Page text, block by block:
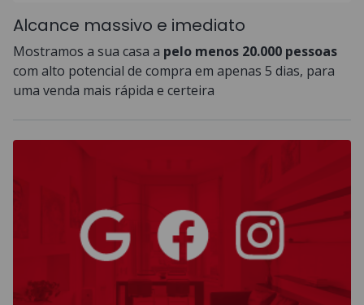
Alcance massivo e imediato
Mostramos a sua casa a pelo menos 20.000 pessoas
com alto potencial de compra em apenas 5 dias, para
uma venda mais rápida e certeira